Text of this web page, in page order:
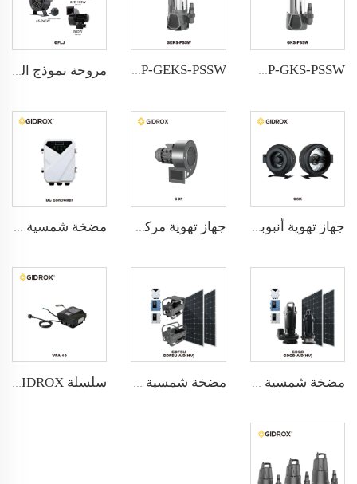
GIDROX POWERFUL SUBMERSIBLE DRAINAGE PUMP-GKS-PSSW
GIDROX POWERFUL SUBMERSIBLE DRAINAGE PUMP-GEKS-PSSW مروحة نموذج الهواء GIDROX - GFLJ
مضخة شمسية غاطسة تعمل بتيار مستمر وتيار متردد GIDROX - GDQD GDQD-A/D(HV) مضخة شمسية بدون فرش وعالية الجهد تعمل بتيار مستمر وتيار متردد GIDROX - GDFSU GDFSU-A/D(HV) سلسلة GIDROX إنفرتر - VFA-10